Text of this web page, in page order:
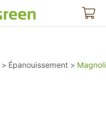
Épanouissement